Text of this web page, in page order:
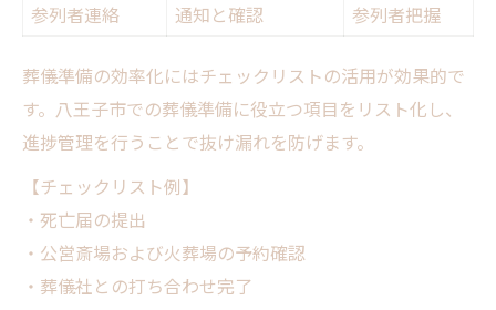
参列者連絡 通知と確認 参列者把握
葬儀準備の効率化にはチェックリストの活用が効果的で
す。八王子市での葬儀準備に役立つ項目をリスト化し、
進捗管理を行うことで抜け漏れを防げます。
【チェックリスト例】
・死亡届の提出
・公営斎場および火葬場の予約確認
・葬儀社との打ち合わせ完了